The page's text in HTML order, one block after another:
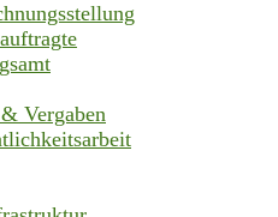
Vergaben